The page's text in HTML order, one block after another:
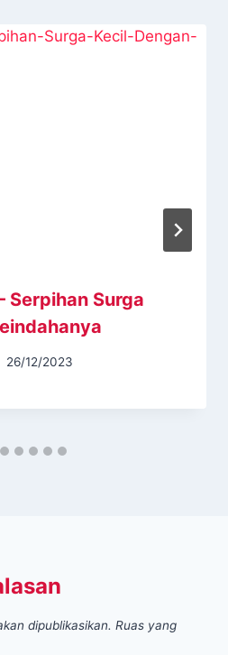
Serpihan Surga
26/12/2023
dipublikasikan. Ruas yang